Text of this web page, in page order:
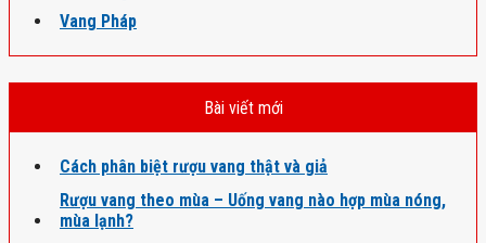
Vang Pháp
Bài viết mới
Cách phân biệt rượu vang thật và giả
Rượu vang theo mùa – Uống vang nào hợp mùa nóng,
mùa lạnh?